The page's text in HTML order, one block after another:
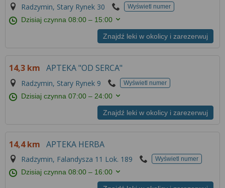
Radzymin, Stary Rynek 30 Wyświetl numer
Dzisiaj czynna08:00 – 15:00
Znajdź leki w okolicy i zarezerwuj
14,3 km APTEKA "OD SERCA"
Radzymin, Stary Rynek 9 Wyświetl numer
Dzisiaj czynna07:00 – 24:00
Znajdź leki w okolicy i zarezerwuj
14,4 km APTEKA HERBA
Radzymin, Falandysza 11 Lok. 189 Wyświetl numer
Dzisiaj czynna08:00 – 16:00